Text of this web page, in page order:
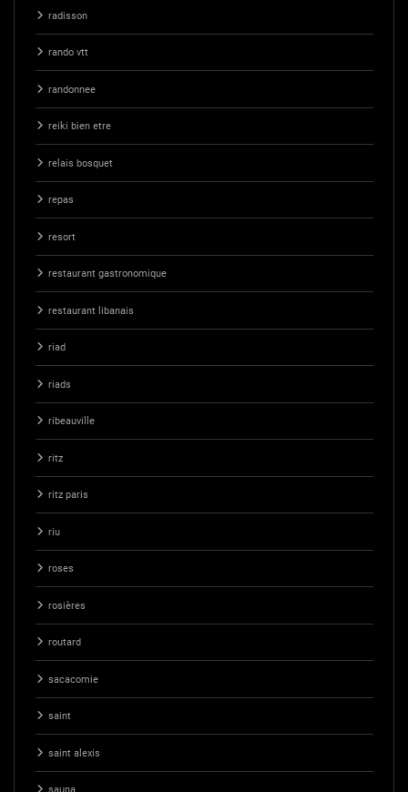
radisson
rando vtt
randonnee
reiki bien etre
relais bosquet
repas
resort
restaurant gastronomique
restaurant libanais
riad
riads
ribeauville
ritz
ritz paris
riu
roses
rosières
routard
sacacomie
saint
saint alexis